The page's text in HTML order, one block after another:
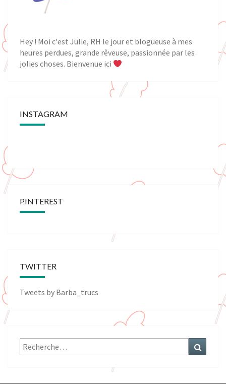
Hey ! Moi c'est Julie, RH le jour et blogueuse à mes
heures perdues, grande rêveuse, passionnée par les
jolies choses. Bienvenue ici
INSTAGRAM
PINTEREST
TWITTER
Tweets by Barba_trucs
Rechercher :